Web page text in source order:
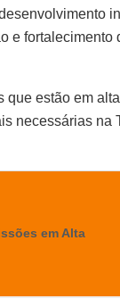
e fortalecimento
que estão em
necessárias na
em Alta